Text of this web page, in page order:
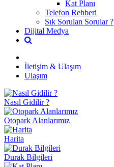
Kat Planı
Telefon Rehberi
Sık Sorulan Sorular ?
Dijital Medya
İletişim & Ulaşım
Ulaşım
Nasıl Gidilir ?
Otopark Alanlarımız
Harita
Durak Bilgileri